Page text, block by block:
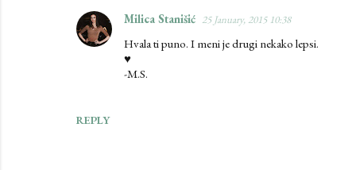
REPLY
Milica Stanišić 25 January, 2015 10:38
Hvala ti puno. I meni je drugi nekako lepsi.
♥
-M.S.